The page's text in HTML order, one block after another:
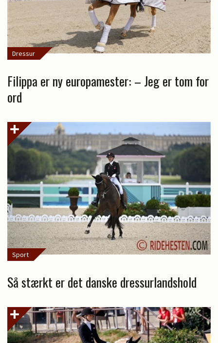
Dressur
Filippa er ny europamester: – Jeg er tom for
ord
Sport
Så stærkt er det danske dressurlandshold